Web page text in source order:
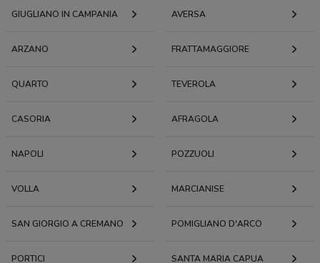
GIUGLIANO IN CAMPANIA AVERSA
ARZANO FRATTAMAGGIORE
QUARTO TEVEROLA
CASORIA AFRAGOLA
NAPOLI POZZUOLI
VOLLA MARCIANISE
SAN GIORGIO A CREMANO POMIGLIANO D'ARCO
PORTICI
SANTA MARIA CAPUA